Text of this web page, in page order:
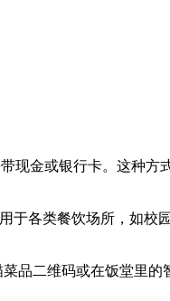
现金或银行卡。这种方
于各类餐饮场所，如校
品二维码或在饭堂里的